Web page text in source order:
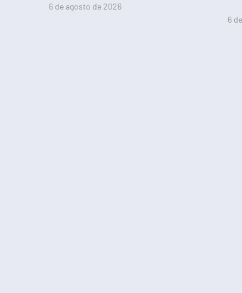
6 de agosto de 2026
6